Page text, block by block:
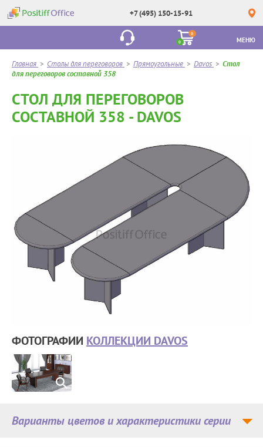
+7 (495) 150-15-91
0
0
МЕНЮ
Главная > Столы для переговоров > Прямоугольные > Davos > Стол
для переговоров составной 358
СТОЛ ДЛЯ ПЕРЕГОВОРОВ
СОСТАВНОЙ 358 - DAVOS
ФОТОГРАФИИ КОЛЛЕКЦИИ DAVOS
Варианты цветов и характеристики серии